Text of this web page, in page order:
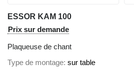
ESSOR KAM 100
Prix sur demande
Plaqueuse de chant
Type de montage sur table